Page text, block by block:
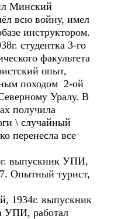
Минский
всю войну, имел
инструктором.
студентка 3-го
факультета
опыт,
походом 2-ой
Уралу. В
получила
\ случайный
перенесла все
выпускник УПИ,
Опытный турист,
1934г. выпускник
УПИ, работал